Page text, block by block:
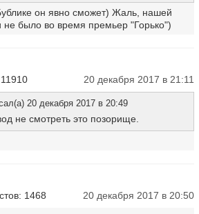
он явно сможет) Жаль, нашей
не было во время премьер "Горько")
20 декабря 2017 в 21:11
20 декабря 2017 в 20:49
не смотреть это позорище.
1468
20 декабря 2017 в 20:50